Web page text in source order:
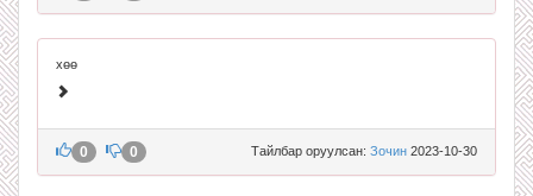
хөө
Тайлбар оруулсан: Зочин 2023-10-30
0 0